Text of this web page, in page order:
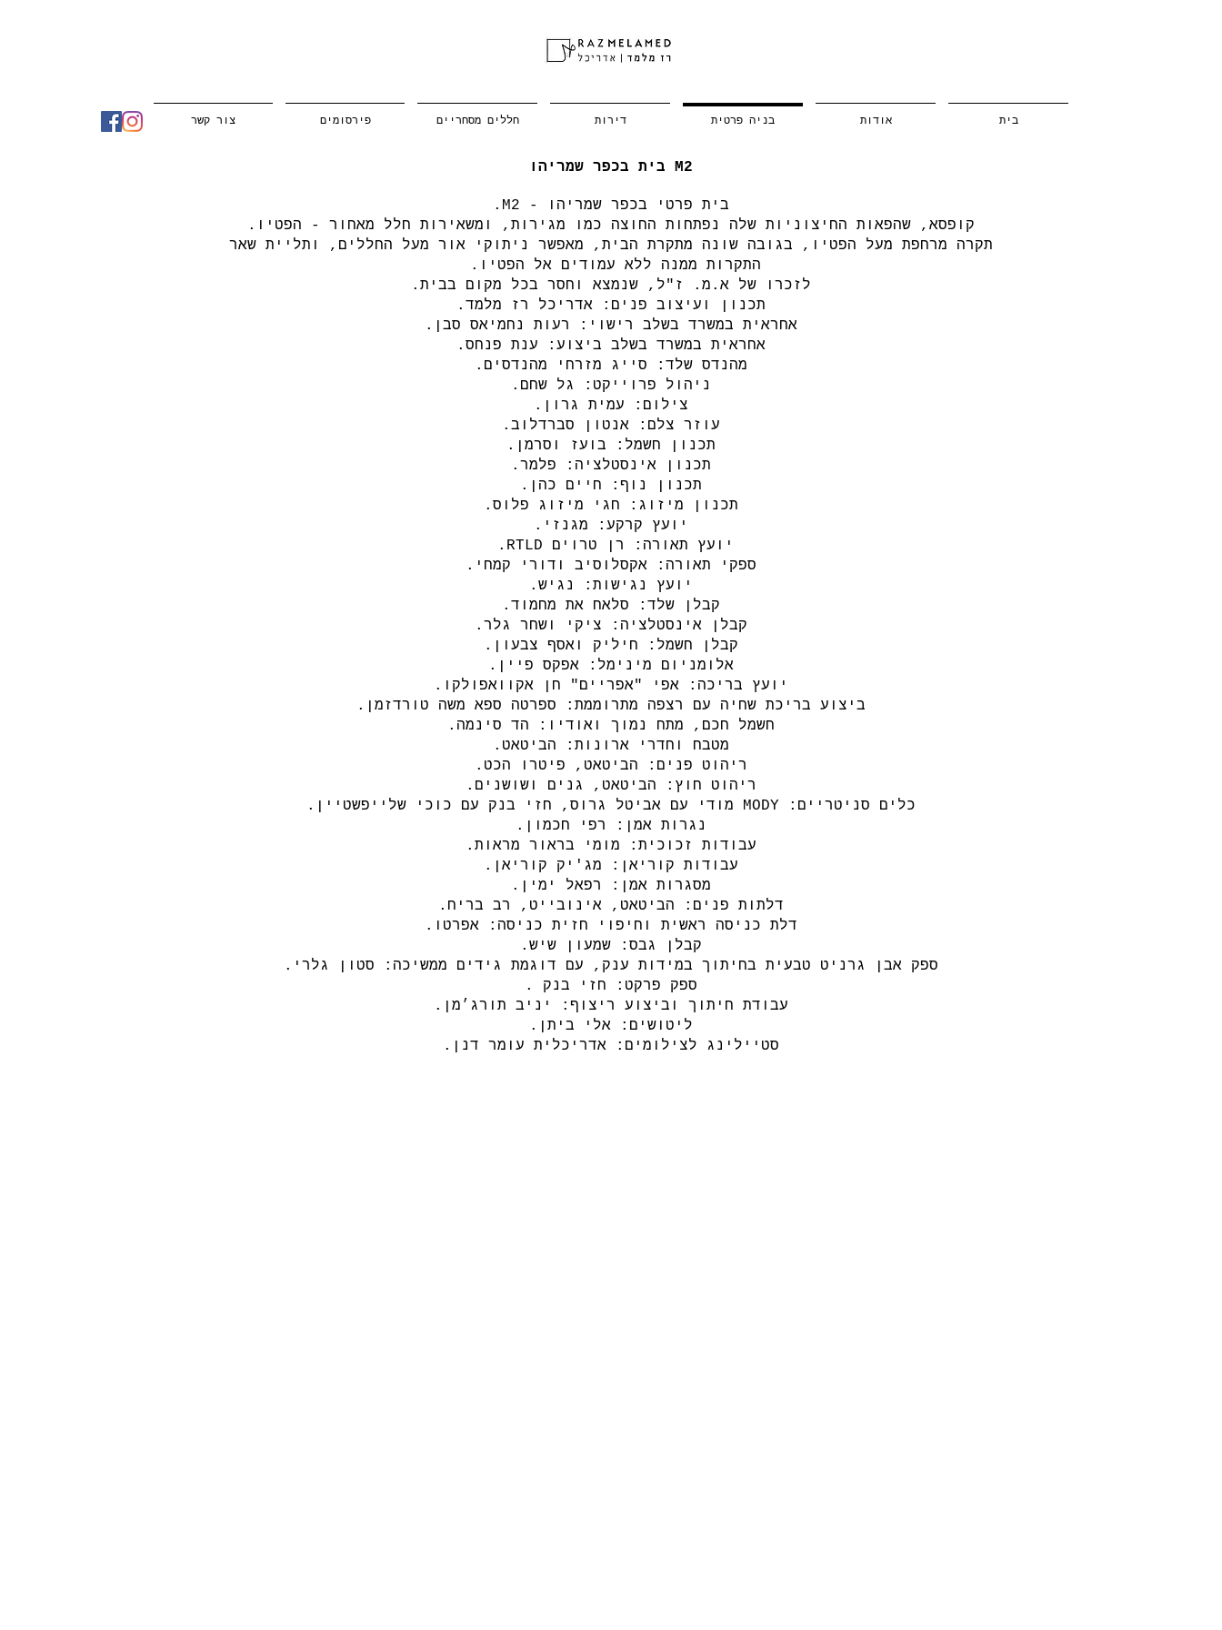
בית אודות בניה פרטית דירות חללים מסחריים פירסומים צור קשר
M2 בית בכפר שמריהו
בית פרטי בכפר שמריהו - M2.
קופסא, שהפאות החיצוניות שלה נפתחות החוצה כמו מגירות, ומשאירות חלל מאחור - הפטיו.
תקרה מרחפת מעל הפטיו, בגובה שונה מתקרת הבית, מאפשר ניתוקי אור מעל החללים, ותליית שאר
התקרות ממנה ללא עמודים אל הפטיו.
לזכרו של א.מ. ז"ל, שנמצא וחסר בכל מקום בבית.
תכנון ועיצוב פנים: אדריכל רז מלמד.
אחראית במשרד בשלב רישוי: רעות נחמיאס סבן.
אחראית במשרד בשלב ביצוע: ענת פנחס.
מהנדס שלד: סייג מזרחי מהנדסים.
ניהול פרוייקט: גל שחם.
צילום: עמית גרון.
עוזר צלם: אנטון סברדלוב.
תכנון חשמל: בועז וסרמן.
תכנון אינסטלציה: פלמר.
תכנון נוף: חיים כהן.
תכנון מיזוג: חגי מיזוג פלוס.
יועץ קרקע: מגנזי.
יועץ תאורה: רן טרוים RTLD.
ספקי תאורה: אקסלוסיב ודורי קמחי.
יועץ נגישות: נגיש.
קבלן שלד: סלאח את מחמוד.
קבלן אינסטלציה: ציקי ושחר גלר.
קבלן חשמל: חיליק ואסף צבעון.
אלומניום מינימל: אפקס פיין.
יועץ בריכה: אפי "אפריים" חן אקוואפולקו.
ביצוע בריכת שחיה עם רצפה מתרוממת: ספרטה ספא משה טורדזמן.
חשמל חכם, מתח נמוך ואודיו: הד סינמה.
מטבח וחדרי ארונות: הביטאט.
ריהוט פנים: הביטאט, פיטרו הכט.
ריהוט חוץ: הביטאט, גנים ושושנים.
כלים סניטריים: MODY מודי עם אביטל גרוס, חזי בנק עם כוכי שלייפשטיין.
נגרות אמן: רפי חכמון.
עבודות זכוכית: מומי בראור מראות.
עבודות קוריאן: מג'יק קוריאן.
מסגרות אמן: רפאל ימין.
דלתות פנים: הביטאט, אינובייט, רב בריח.
דלת כניסה ראשית וחיפוי חזית כניסה: אפרטו.
קבלן גבס: שמעון שיש.
ספק אבן גרניט טבעית בחיתוך במידות ענק, עם דוגמת גידים ממשיכה: סטון גלרי.
ספק פרקט: חזי בנק .
עבודת חיתוך וביצוע ריצוף: יניב תורג׳מן.
ליטושים: אלי ביתן.
סטיילינג לצילומים: אדריכלית עומר דנן.